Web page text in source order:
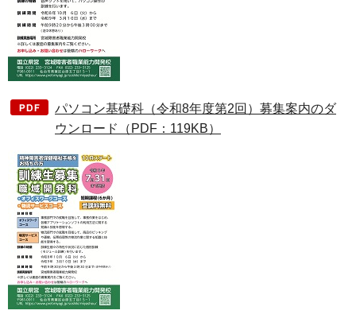
パソコン基礎科（令和8年度第2回）募集案内のダ
ウンロード（PDF：119KB）